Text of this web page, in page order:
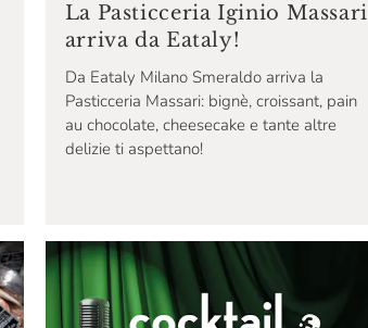
La Pasticceria Iginio Massari
arriva da Eataly!
Da Eataly Milano Smeraldo arriva la
Pasticceria Massari: bignè, croissant, pain
au chocolate, cheesecake e tante altre
delizie ti aspettano!